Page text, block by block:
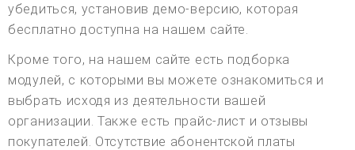
убедиться, установив демо-версию, которая
бесплатно доступна на нашем сайте.
Кроме того, на нашем сайте есть подборка
модулей, с которыми вы можете ознакомиться и
выбрать исходя из деятельности вашей
организации. Также есть прайс-лист и отзывы
покупателей. Отсутствие абонентской платы